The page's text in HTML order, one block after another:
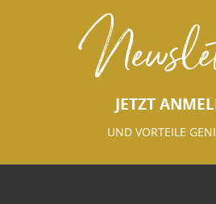
JETZT
UND VORTEILE